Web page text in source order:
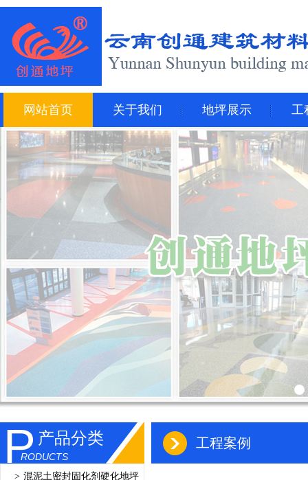
网站首页 关于我们 地坪展示 工
P产品分类
RODUCTS
> 混泥土密封固化剂硬化地坪
工程案例